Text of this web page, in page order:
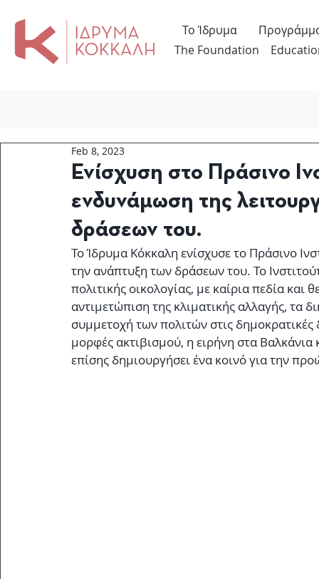
The Foundation
Το Ίδρυμα
Ενίσχυση στο Πράσινο
ενδυνάμωση της
δράσεων του.
Feb 8, 2023
Το Ίδρυμα Κόκκαλη ενίσχυσε το Πράσινο
την ανάπτυξη των δράσεων του. Το
πολιτικής οικολογίας, με καίρια πεδία
αντιμετώπιση της κλιματικής αλλαγής,
συμμετοχή των πολιτών στις δημοκρατικές
μορφές ακτιβισμού, η ειρήνη στα
επίσης δημιουργήσει ένα κοινό για την